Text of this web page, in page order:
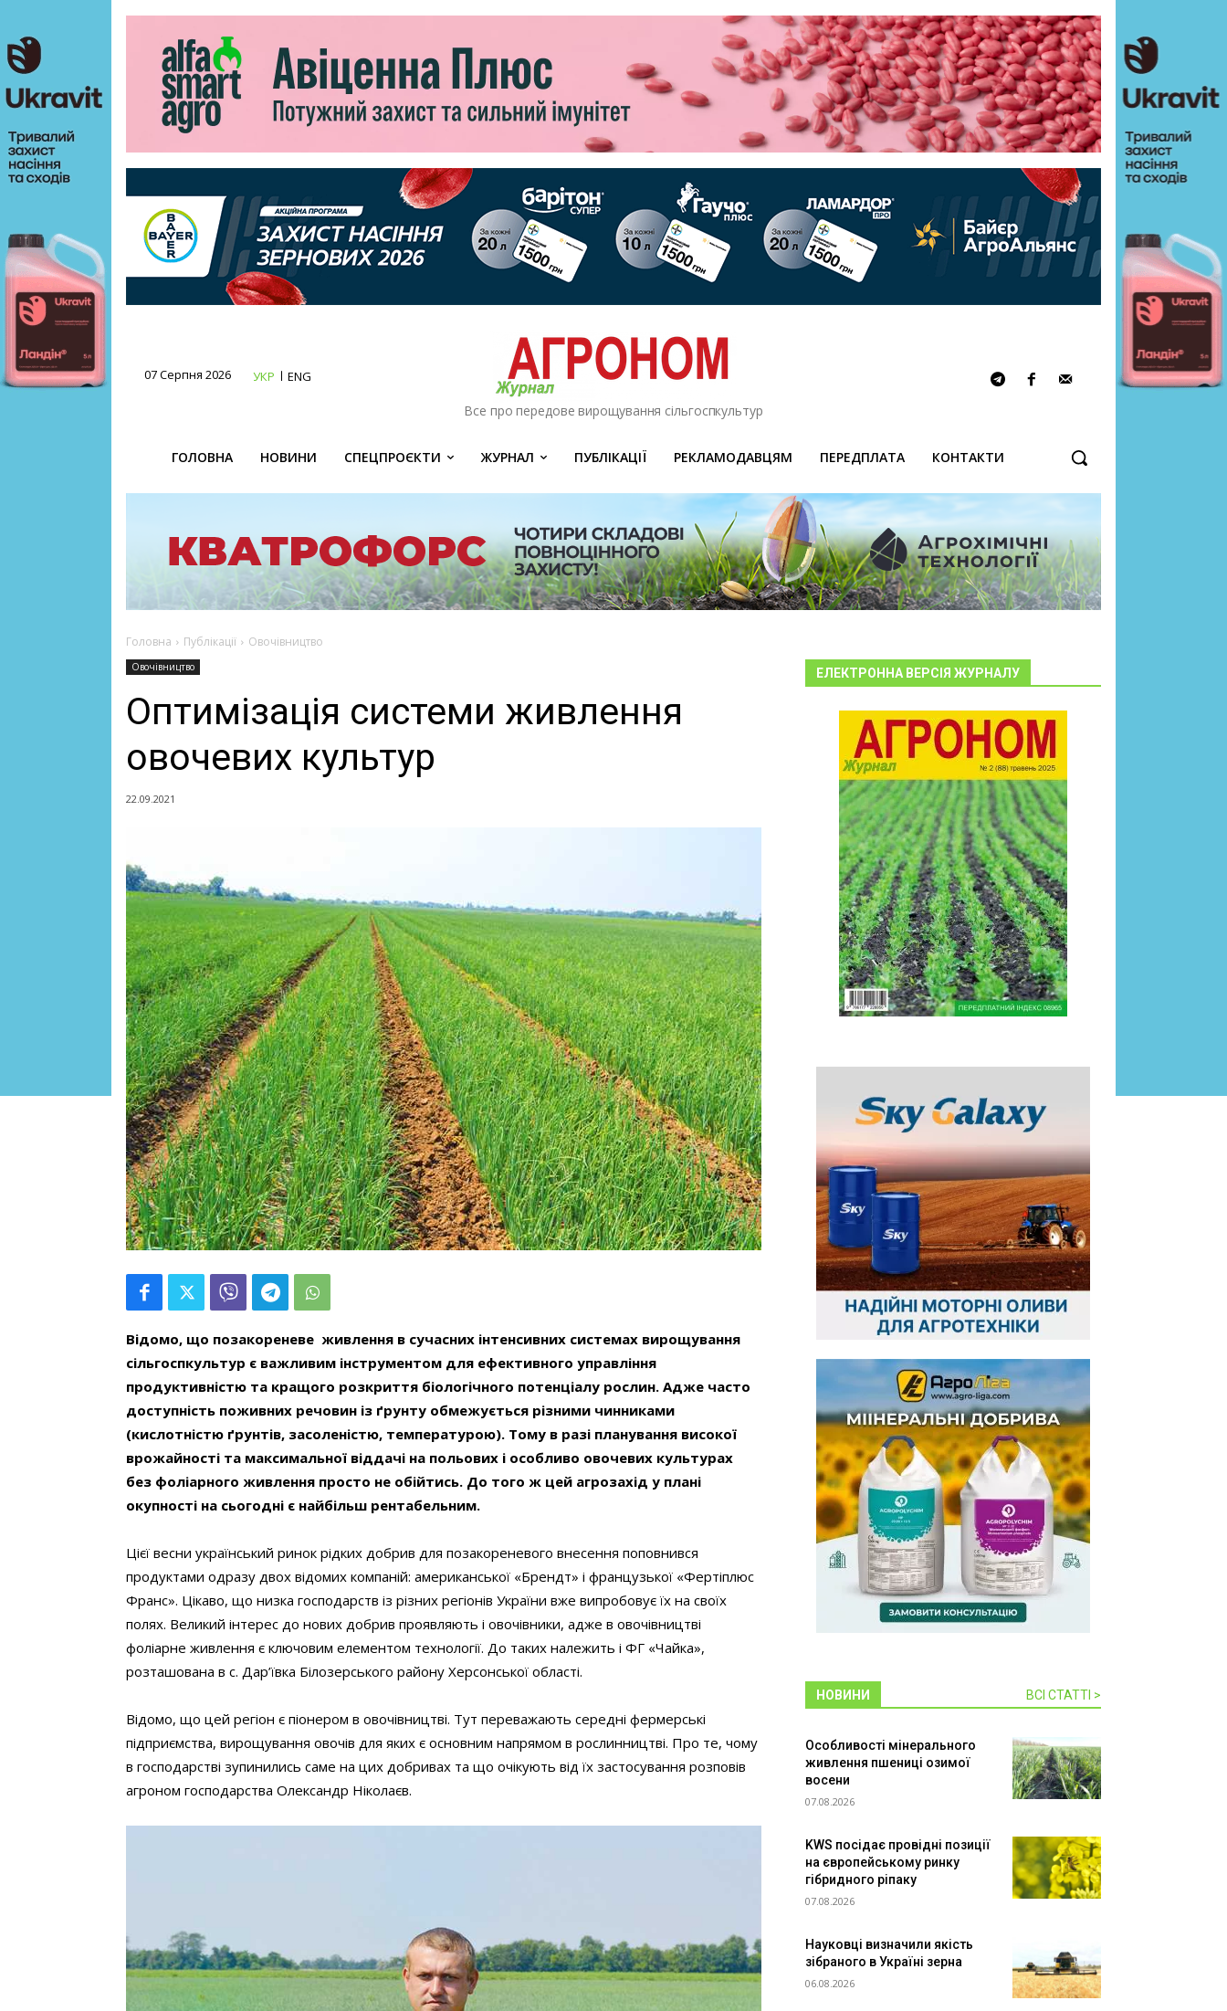
07 Серпня 2026 УКР ENG
Все про передове вирощування сільгоспкультур
ГОЛОВНА НОВИНИ СПЕЦПРОЄКТИ ЖУРНАЛ ПУБЛІКАЦІЇ РЕКЛАМОДАВЦЯМ ПЕРЕДПЛАТА КОНТАКТИ
Головна Публікації Овочівництво
Овочівництво
Оптимізація системи живлення
овочевих культур
22.09.2021
Відомо, що позакореневе живлення в сучасних інтенсивних системах вирощування
сільгоспкультур є важливим інструментом для ефективного управління
продуктивністю та кращого розкриття біологічного потенціалу рослин. Адже часто
доступність поживних речовин із ґрунту обмежується різними чинниками
(кислотністю ґрунтів, засоленістю, температурою). Тому в разі планування високої
врожайності та максимальної віддачі на польових і особливо овочевих культурах
без фоліарного живлення просто не обійтись. До того ж цей агрозахід у плані
окупності на сьогодні є найбільш рентабельним.
Цієї весни український ринок рідких добрив для позакореневого внесення поповнився
продуктами одразу двох відомих компаній: американської «Брендт» і французької «Фертіплюс
Франс». Цікаво, що низка господарств із різних регіонів України вже випробовує їх на своїх
полях. Великий інтерес до нових добрив проявляють і овочівники, адже в овочівництві
фоліарне живлення є ключовим елементом технології. До таких належить і ФГ «Чайка»,
розташована в с. Дар’ївка Білозерського району Херсонської області.
Відомо, що цей регіон є піонером в овочівництві. Тут переважають середні фермерські
підприємства, вирощування овочів для яких є основним напрямом в рослинництві. Про те, чому
в господарстві зупинились саме на цих добривах та що очікують від їх застосування розповів
агроном господарства Олександр Ніколаєв.
ЕЛЕКТРОННА ВЕРСІЯ ЖУРНАЛУ
НОВИНИ ВСІ СТАТТІ >
Особливості мінерального
живлення пшениці озимої
восени
07.08.2026
KWS посідає провідні позиції
на європейському ринку
гібридного ріпаку
07.08.2026
Науковці визначили якість
зібраного в Україні зерна
06.08.2026